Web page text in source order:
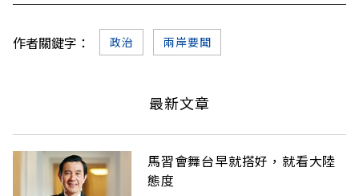
作者關鍵字： 政治 兩岸要聞
最新文章
馬習會舞台早就搭好，就看大陸
態度